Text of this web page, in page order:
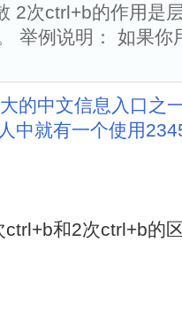
2次ctrl+b的作用是
举例说明： 如果你
的中文信息入口之
中就有一个使用
和2次ctrl+b的